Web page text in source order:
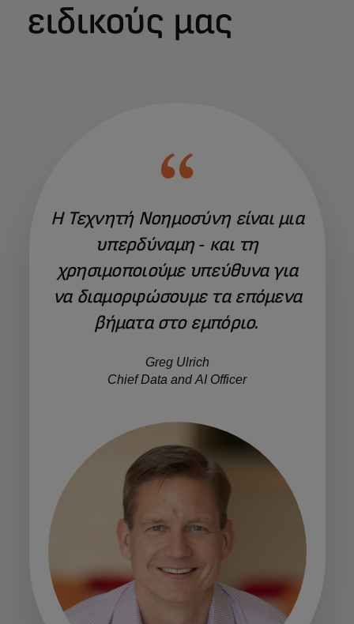
ειδικούς μας
Η Τεχνητή Νοημοσύνη είναι μια
υπερδύναμη - και τη
χρησιμοποιούμε υπεύθυνα για
να διαμορφώσουμε τα επόμενα
βήματα στο εμπόριο.
Greg Ulrich
Chief Data and AI Officer